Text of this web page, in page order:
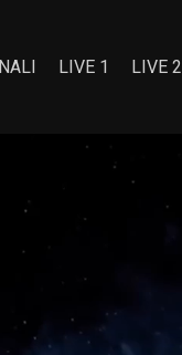
LIVE 1 LIVE 2